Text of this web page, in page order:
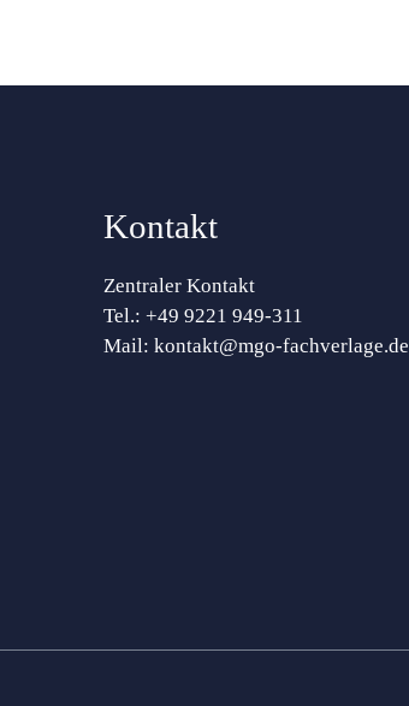
Kontakt
Zentraler Kontakt
Tel.: +49 9221 949-311
Mail: kontakt@mgo-fachverlage.de